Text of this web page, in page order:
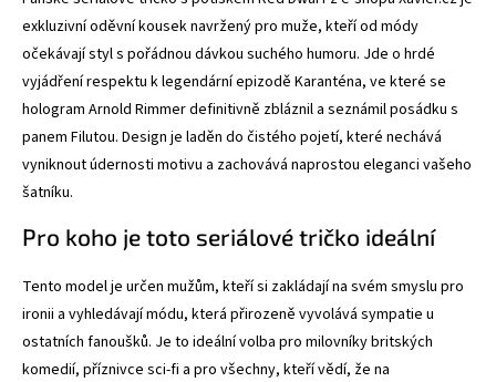
exkluzivní oděvní kousek navržený pro muže, kteří od módy
očekávají styl s pořádnou dávkou suchého humoru. Jde o hrdé
vyjádření respektu k legendární epizodě Karanténa, ve které se
hologram Arnold Rimmer definitivně zbláznil a seznámil posádku s
panem Filutou. Design je laděn do čistého pojetí, které nechává
vyniknout údernosti motivu a zachovává naprostou eleganci vašeho
šatníku.
Pro koho je toto seriálové tričko ideální
Tento model je určen mužům, kteří si zakládají na svém smyslu pro
ironii a vyhledávají módu, která přirozeně vyvolává sympatie u
ostatních fanoušků. Je to ideální volba pro milovníky britských
komedií, příznivce sci-fi a pro všechny, kteří vědí, že na